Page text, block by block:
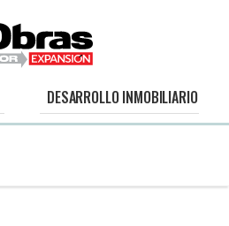
DESARROLLO INMOBILIARIO